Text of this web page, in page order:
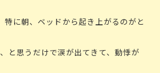
に朝、ベッドから起き上がるのがと
思うだけで涙が出てきて、動悸が